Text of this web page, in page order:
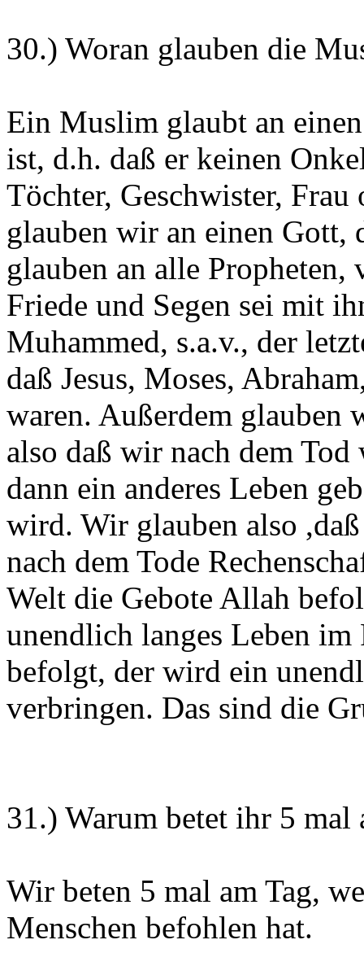
30.) Woran glauben die
Ein Muslim glaubt an
ist, d.h. daß er keinen
Töchter, Geschwister,
glauben wir an einen Gott,
glauben an alle
Friede und Segen sei mit
Muhammed, s.a.v., der
daß Jesus, Moses,
waren. Außerdem glauben
also daß wir nach dem
dann ein anderes Leben
wird. Wir glauben also
nach dem Tode
Welt die Gebote Allah
unendlich langes Leben im
befolgt, der wird ein
verbringen. Das sind die
31.) Warum betet ihr 5 mal
Wir beten 5 mal am Tag,
Menschen befohlen hat.